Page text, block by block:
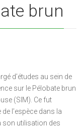
brun
d’études au sein de
sur le Pélobate brun
(SIM). Ce fut
l’espèce dans la
son utilisation des